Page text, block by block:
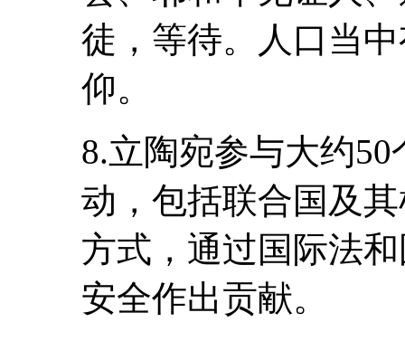
徒，等待。人口当
仰。
8.立陶宛参与大约
动，包括联合国及
方式，通过国际法
安全作出贡献。